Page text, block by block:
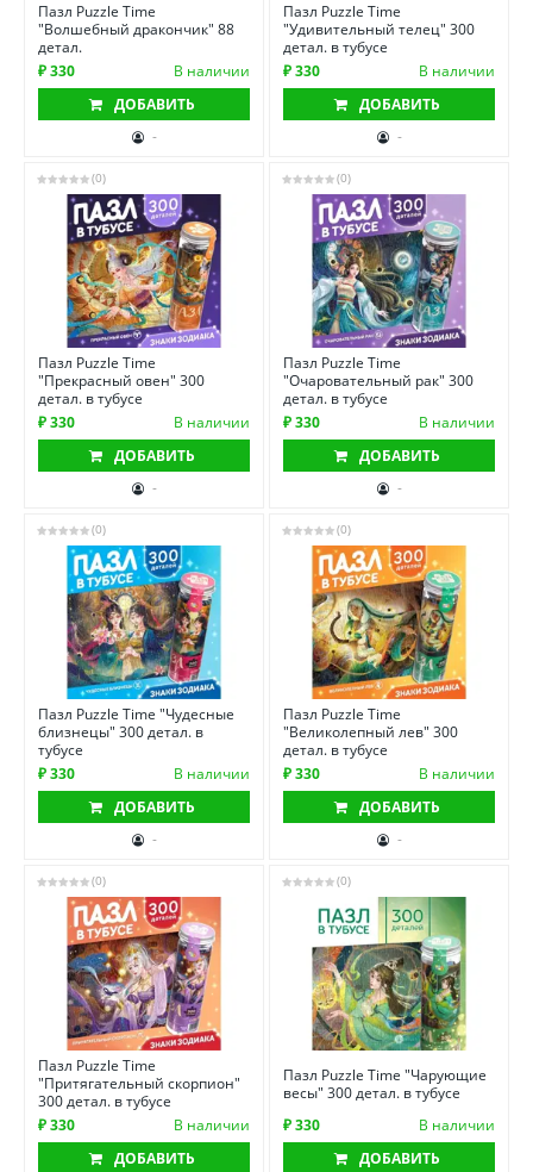
Пазл Puzzle Time
"Волшебный дракончик" 88
детал.
₽ 330
В наличии
ДОБАВИТЬ
-
Пазл Puzzle Time
"Удивительный телец" 300
детал. в тубусе
₽ 330
В наличии
ДОБАВИТЬ
-
(0)
Пазл Puzzle Time
"Прекрасный овен" 300
детал. в тубусе
₽ 330
В наличии
ДОБАВИТЬ
-
(0)
Пазл Puzzle Time
"Очаровательный рак" 300
детал. в тубусе
₽ 330
В наличии
ДОБАВИТЬ
-
(0)
Пазл Puzzle Time "Чудесные
близнецы" 300 детал. в
тубусе
₽ 330
В наличии
ДОБАВИТЬ
-
(0)
Пазл Puzzle Time
"Великолепный лев" 300
детал. в тубусе
₽ 330
В наличии
ДОБАВИТЬ
-
(0)
Пазл Puzzle Time
"Притягательный скорпион"
300 детал. в тубусе
₽ 330
В наличии
ДОБАВИТЬ
(0)
Пазл Puzzle Time "Чарующие
весы" 300 детал. в тубусе
₽ 330
В наличии
ДОБАВИТЬ